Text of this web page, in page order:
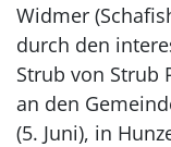
Widmer
durch den
Strub von Strub
an den
(5. Juni), in